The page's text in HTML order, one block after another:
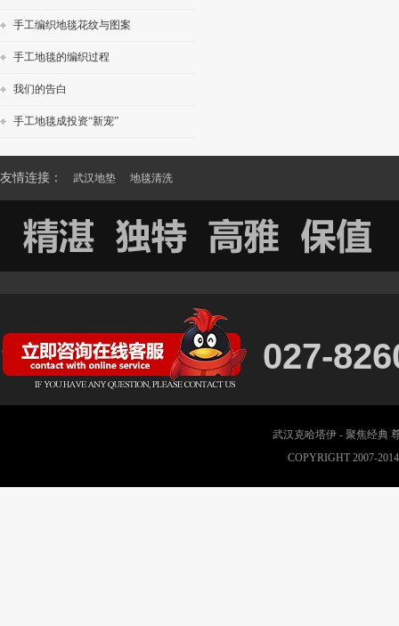
手工编织地毯花纹与图案
手工地毯的编织过程
我们的告白
手工地毯成投资“新宠”
友情连接： 武汉地垫 地毯清洗
027-
武汉克哈塔伊 - 聚焦经典
COPYRIGHT 2007-